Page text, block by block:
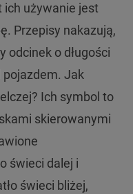
ich używanie jest
Przepisy nakazują,
odcinek o długości
pojazdem. Jak
Ich symbol to
skierowanymi
świeci dalej i
świeci bliżej,